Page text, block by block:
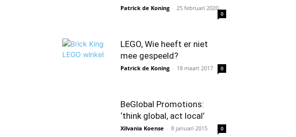
Patrick de Koning - 25 februari 2020
0
LEGO, Wie heeft er niet
mee gespeeld?
Patrick de Koning - 18 maart 2017 0
BeGlobal Promotions:
‘think global, act local’
Xilvania Koense - 8 januari 2015 0